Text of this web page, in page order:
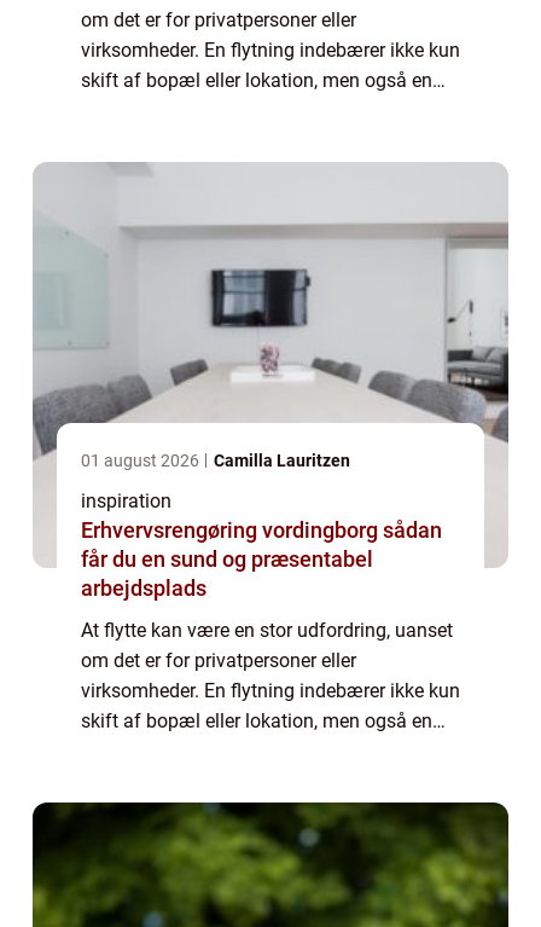
om det er for privatpersoner eller
virksomheder. En flytning indebærer ikke kun
skift af bopæl eller lokation, men også en
01 august 2026 Camilla Lauritzen
inspiration
Erhvervsrengøring vordingborg sådan
får du en sund og præsentabel
arbejdsplads
At flytte kan være en stor udfordring, uanset
om det er for privatpersoner eller
virksomheder. En flytning indebærer ikke kun
skift af bopæl eller lokation, men også en